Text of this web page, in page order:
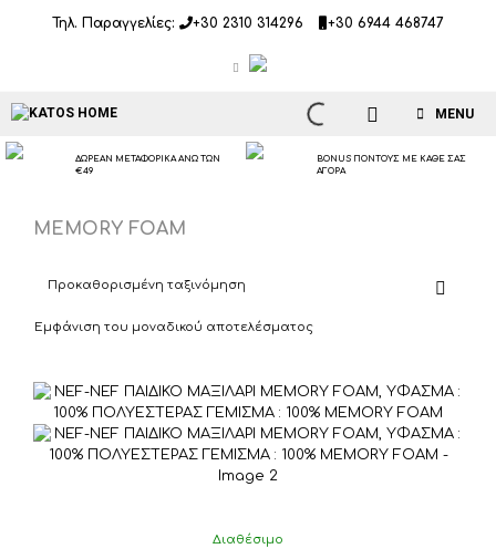
Τηλ. Παραγγελίες: +30 2310 314296 +30 6944 468747
MENU
ΔΩΡΕΑΝ ΜΕΤΑΦΟΡΙΚΑ ΑΝΩ ΤΩΝ
€49
BONUS ΠΟΝΤΟΥΣ ΜΕ ΚΑΘΕ ΣΑΣ
ΑΓΟΡΑ
MEMORY FOAM
Εμφάνιση του μοναδικού αποτελέσματος
Διαθέσιμο